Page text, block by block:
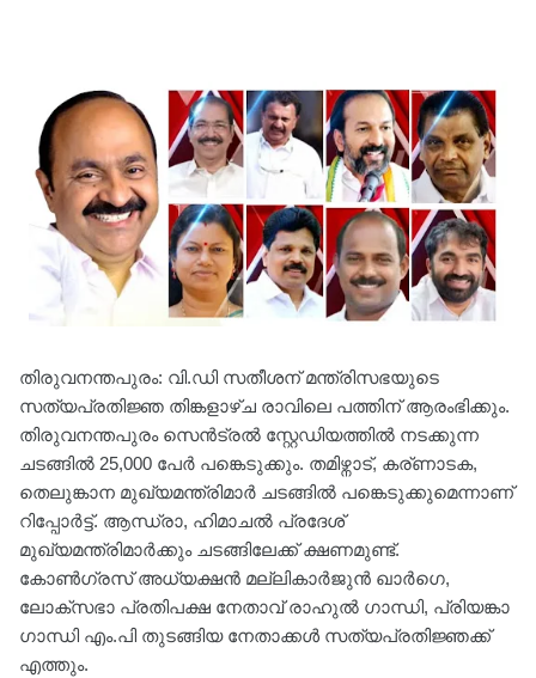
തിരുവനന്തപുരം: വി.ഡി സതീശന് മന്ത്രിസഭയുടെ
സത്യപ്രതിജ്ഞ തിങ്കളാഴ്ച രാവിലെ പത്തിന് ആരംഭിക്കും.
തിരുവനന്തപുരം സെന്‍ട്രല്‍ സ്റ്റേഡിയത്തില്‍ നടക്കുന്ന
ചടങ്ങില്‍ 25,000 പേര്‍ പങ്കെടുക്കും. തമിഴ്നാട്, കര്ണാടക,
തെലുങ്കാന മുഖ്യമന്ത്രിമാർ ചടങ്ങിൽ പങ്കെടുക്കുമെന്നാണ്
റിപ്പോര്‍ട്ട്. ആന്ധ്രാ, ഹിമാചൽ പ്രദേശ്
മുഖ്യമന്ത്രിമാർക്കും ചടങ്ങിലേക്ക് ക്ഷണമുണ്ട്.
കോൺഗ്രസ് അധ്യക്ഷൻ മല്ലികാർജുൻ ഖാർഗെ,
ലോക്സഭാ പ്രതിപക്ഷ നേതാവ് രാഹുൽ ഗാന്ധി, പ്രിയങ്കാ
ഗാന്ധി എം.പി തുടങ്ങിയ നേതാക്കൾ സത്യപ്രതിജ്ഞക്ക്
എത്തും.